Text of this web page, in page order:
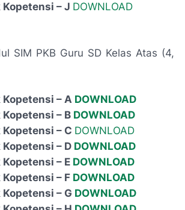
Kopetensi – J DOWNLOAD
SIM PKB Guru SD Kelas Atas (4,
Kopetensi – A DOWNLOAD
– B DOWNLOAD
– C DOWNLOAD
– D DOWNLOAD
– E DOWNLOAD
– F DOWNLOAD
– G DOWNLOAD